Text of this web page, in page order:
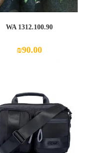
WA 1312.100.90
₪90.00